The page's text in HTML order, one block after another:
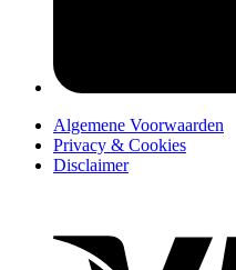
Algemene Voorwaarden
Privacy & Cookies
Disclaimer